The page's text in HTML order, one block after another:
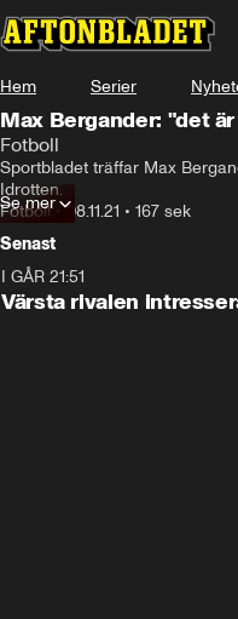
Hem Serier
Max Bergander: "det
Fotboll
Sportbladet träffar Max
Idrotten.
Fotboll•08.11.21 • 167 sek
Se mer
Senast
I GÅR 21:51
Värsta rivalen